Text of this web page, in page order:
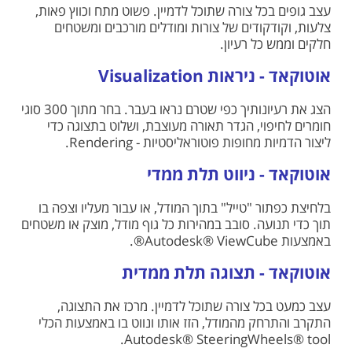
עצב גופים בכל צורה שתוכל לדמיין. פשוט מתח וכווץ פאות,
צלעות, וקודקודים של צורות ומודלים מורכבים ומשטחים
חלקים וממש כל רעיון.
אוטוקאד - ניראות Visualization
הצג את רעיונותיך כפי שטרם נראו בעבר. בחר מתוך 300 סוגי
חומרים לחיפוי, הגדר תאורה מעוצבת, ושלוט בתצוגה כדי
ליצור הדמיות מחופות פוטוראליסטיות - Rendering.
אוטוקאד - ניווט תלת ממדי
בלחיצת כפתור "טייל" בתוך המודל, או עבור מעליו וצפה בו
תוך כדי תנועה. סובב במהירות כל גוף מודל, מוצק או משטחים
באמצעות Autodesk® ViewCube®.
אוטוקאד - תצוגה תלת ממדית
עצב כמעט בכל צורה שתוכל לדמיין. מרכז את התצוגה,
התקרב והתרחק מהמודל, הזז אותו ונווט בו באמצעות הכלי
Autodesk® SteeringWheels® tool.